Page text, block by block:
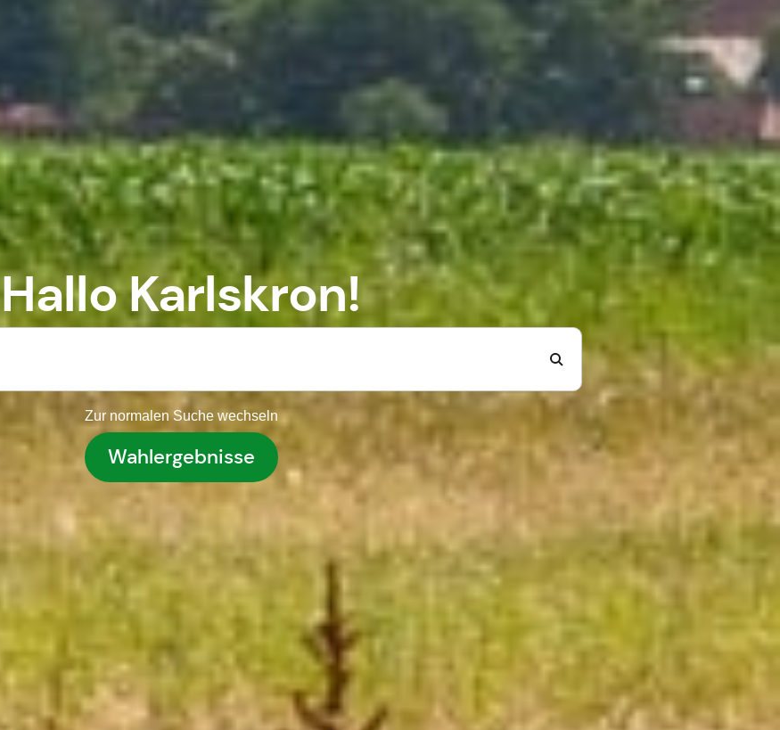
Hallo Karlskron!
Zur normalen Suche wechseln
Wahlergebnisse